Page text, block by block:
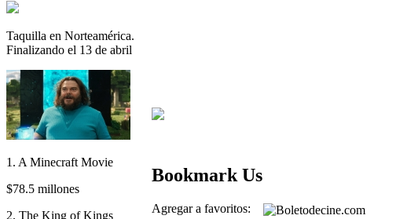
Taquilla en Norteamérica.
Finalizando el 13 de abril
1. A Minecraft Movie
$78.5 millones
2. The King of Kings
Bookmark Us
Agregar a favoritos: